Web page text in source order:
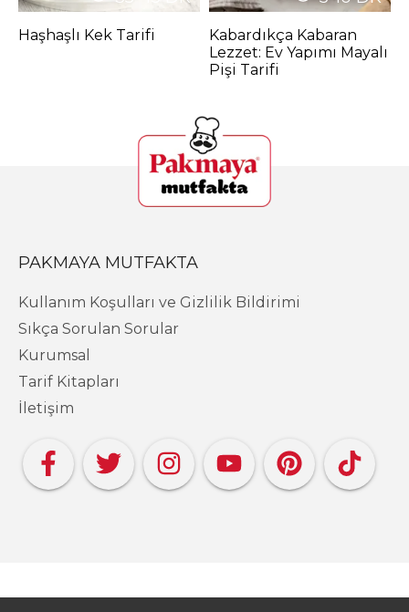
Haşhaşlı Kek Tarifi
Kabardıkça Kabaran
Lezzet: Ev Yapımı Mayalı
Pişi Tarifi
PAKMAYA MUTFAKTA
Kullanım Koşulları ve Gizlilik Bildirimi
Sıkça Sorulan Sorular
Kurumsal
Tarif Kitapları
İletişim